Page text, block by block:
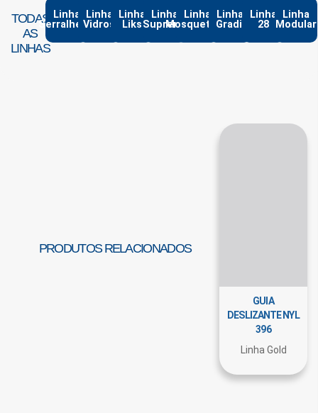
TODAS
AS
LINHAS
Linha
Serralheria
Linha
Vidros
Linha
Liks
Linha
Suprema
Linha
Mosqueteiro
Linha
Gradil
Linha
28
Linha
Modular
PRODUTOS RELACIONADOS
GUIA
DESLIZANTE NYL
396
Linha Gold